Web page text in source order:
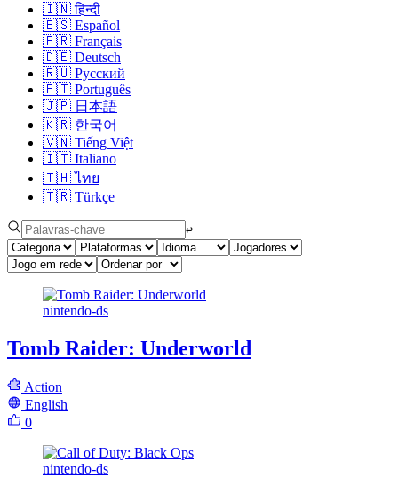
🇮🇳 हिन्दी
🇪🇸 Español
🇫🇷 Français
🇩🇪 Deutsch
🇷🇺 Русский
🇵🇹 Português
🇯🇵 日本語
🇰🇷 한국어
🇻🇳 Tiếng Việt
🇮🇹 Italiano
🇹🇭 ไทย
🇹🇷 Türkçe
↩︎
nintendo-ds
Tomb Raider: Underworld
Action
English
0
nintendo-ds